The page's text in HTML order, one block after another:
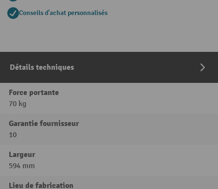
Conseils d'achat personnalisés
Détails techniques
Force portante
70 kg
Garantie fournisseur
10
Largeur
594 mm
Lieu de fabrication